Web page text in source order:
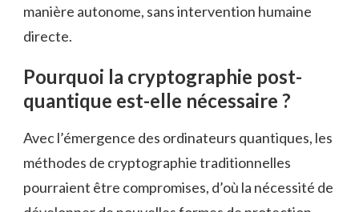
manière autonome, sans intervention humaine
directe.
Pourquoi la cryptographie post-
quantique est-elle nécessaire ?
Avec l’émergence des ordinateurs quantiques, les
méthodes de cryptographie traditionnelles
pourraient être compromises, d’où la nécessité de